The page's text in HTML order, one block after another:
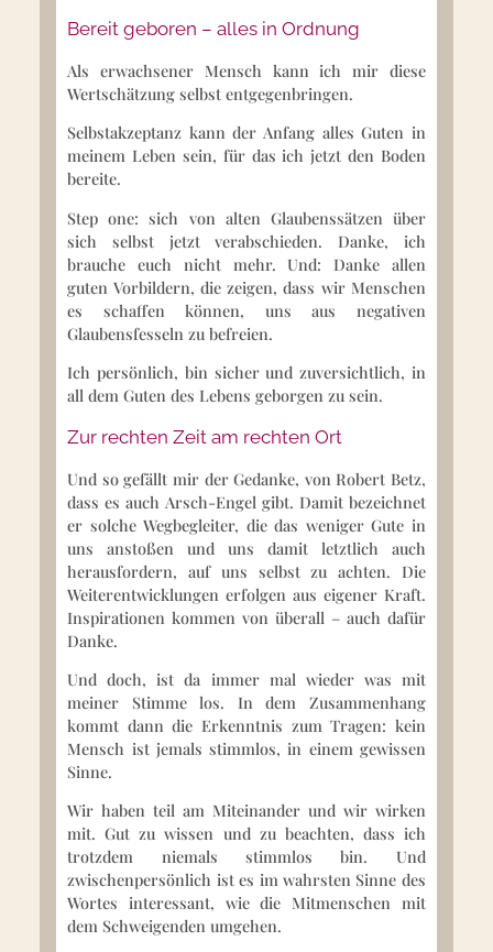
Bereit geboren – alles in Ordnung
Als erwachsener Mensch kann ich mir diese
Wertschätzung selbst entgegenbringen.
Selbstakzeptanz kann der Anfang alles Guten in
meinem Leben sein, für das ich jetzt den Boden
bereite.
Step one: sich von alten Glaubenssätzen über
sich selbst jetzt verabschieden. Danke, ich
brauche euch nicht mehr. Und: Danke allen
guten Vorbildern, die zeigen, dass wir Menschen
es schaffen können, uns aus negativen
Glaubensfesseln zu befreien.
Ich persönlich, bin sicher und zuversichtlich, in
all dem Guten des Lebens geborgen zu sein.
Zur rechten Zeit am rechten Ort
Und so gefällt mir der Gedanke, von Robert Betz,
dass es auch Arsch-Engel gibt. Damit bezeichnet
er solche Wegbegleiter, die das weniger Gute in
uns anstoßen und uns damit letztlich auch
herausfordern, auf uns selbst zu achten. Die
Weiterentwicklungen erfolgen aus eigener Kraft.
Inspirationen kommen von überall – auch dafür
Danke.
Und doch, ist da immer mal wieder was mit
meiner Stimme los. In dem Zusammenhang
kommt dann die Erkenntnis zum Tragen: kein
Mensch ist jemals stimmlos, in einem gewissen
Sinne.
Wir haben teil am Miteinander und wir wirken
mit. Gut zu wissen und zu beachten, dass ich
trotzdem niemals stimmlos bin. Und
zwischenpersönlich ist es im wahrsten Sinne des
Wortes interessant, wie die Mitmenschen mit
dem Schweigenden umgehen.